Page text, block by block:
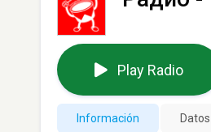
Play Radio
Información